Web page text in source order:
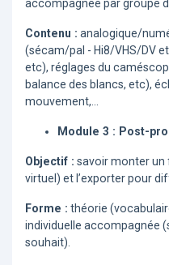
accompagnée par groupe
Contenu : analogique/
(sécam/pal - Hi8/VHS/DV
etc), réglages du
balance des blancs, etc),
mouvement,...
Module 3 : Post-
Objectif : savoir monter un
virtuel) et l’exporter pour
Forme : théorie
individuelle accompagnée
souhait).